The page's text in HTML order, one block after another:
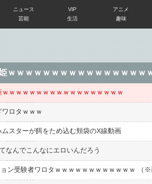
ニュース VIP アニメ
芸能
生活 趣味
ｗｗｗｗｗｗｗｗｗｗｗｗｗｗｗｗ
ｗｗｗｗｗｗｗｗｗｗｗｗｗｗｗｗｗ
ロタｗｗｗ
スターが餌をため込む頬袋のX線動画
なんでこんなにエロいんだろう
ン受験者ワロタｗｗｗｗｗｗｗｗｗｗｗｗ （※